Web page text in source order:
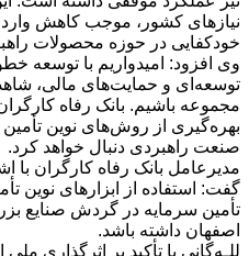
نیازهای کشور، موجب کاهش
خودکفایی در حوزه محصولات
وی افزود: امیدواریم با توسعه
توسعه‌ای و حمایت‌های مالی،
مجموعه باشیم. بانک رفاه
بهره‌گیری از روش‌های نوین تأمین
صنعت راهبردی دنبال خواهد کرد.
مدیرعامل بانک رفاه کارگران
گفت: استفاده از ابزارهای نوین
تأمین سرمایه در گردش صنایع
اصفهان داشته باشد.
للـه‌گانی با تأکید بر اثرگذاری